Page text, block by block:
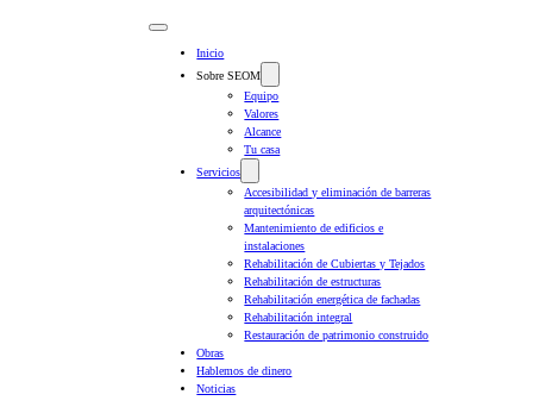
Inicio
Sobre SEOM
Equipo
Valores
Alcance
Tu casa
Servicios
Accesibilidad y eliminación de barreras
arquitectónicas
Mantenimiento de edificios e
instalaciones
Rehabilitación de Cubiertas y Tejados
Rehabilitación de estructuras
Rehabilitación energética de fachadas
Rehabilitación integral
Restauración de patrimonio construido
Obras
Hablemos de dinero
Noticias